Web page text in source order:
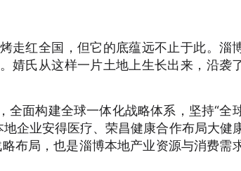
走红全国，但它的底蕴远不止于此。淄
婧氏从这样一片土地上生长出来，沿袭
全面构建全球一体化战略体系，坚持“全
企业安得医疗、荣昌健康合作布局大健
布局，也是淄博本地产业资源与消费需